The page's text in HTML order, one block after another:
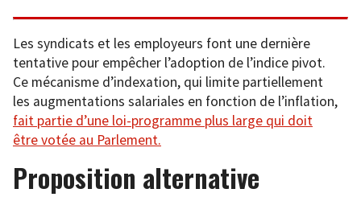
Les syndicats et les employeurs font une dernière
tentative pour empêcher l’adoption de l’indice pivot.
Ce mécanisme d’indexation, qui limite partiellement
les augmentations salariales en fonction de l’inflation,
fait partie d’une loi-programme plus large qui doit
être votée au Parlement.
Proposition alternative